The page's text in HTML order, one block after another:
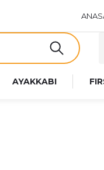
AYAKKABI